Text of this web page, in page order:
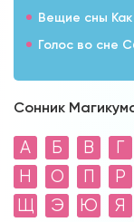
Вещие сны Как
Голос во сне
Сонник
А Б В Г
Н
О П Р
Щ
Э Ю Я